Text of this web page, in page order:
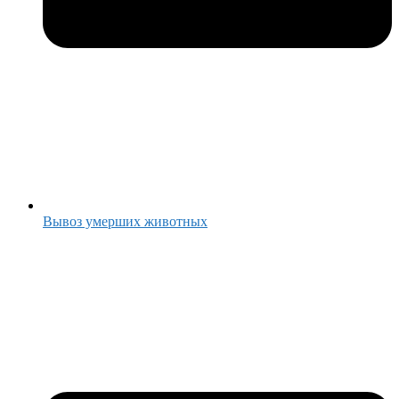
Вывоз умерших животных